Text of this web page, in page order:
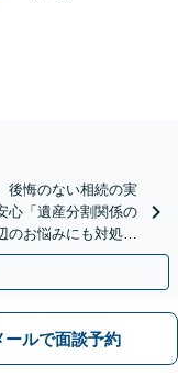
後悔のない相続の実
心「遺産分割関係の
のお悩みにも対処可
ールで面談予約